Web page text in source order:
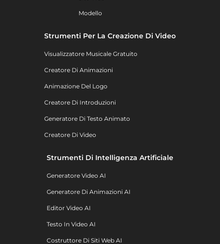
Modello
Strumenti Per La Creazione Di Video
Visualizzatore Musicale Gratuito
Creatore Di Animazioni
Animazione Del Logo
Creatore Di Introduzioni
Generatore Di Testo Animato
Creatore Di Video
Strumenti Di Intelligenza Artificiale
Generatore Video AI
Generatore Di Animazioni AI
Editor Video AI
Testo In Video AI
Costruttore Di Siti Web AI